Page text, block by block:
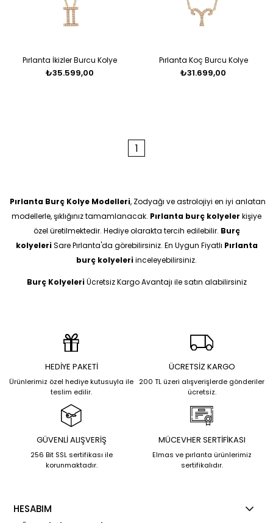
Pırlanta İkizler Burcu Kolye
₺35.599,00
Pırlanta Koç Burcu Kolye
₺31.699,00
1
Pırlanta Burç Kolye Modelleri, Zodyağı ve astrolojiyi en iyi anlatan
modellerle, şıklığınız tamamlanacak. Pırlanta burç kolyeler kişiye
özel üretilmektedir. Hediye olarakta tercih edilebilir. Burç
kolyeleriSare Pırlanta'da görebilirsiniz. En Uygun Fiyatlı Pırlanta
burç kolyeleriinceleyebilirsiniz.
Burç KolyeleriÜcretsiz Kargo Avantajı ile satın alabilirsiniz
HEDİYE PAKETİ
Ürünlerimiz özel hediye kutusuyla ile
teslim edilir.
ÜCRETSİZ KARGO
200 TL üzeri alışverişlerde gönderiler
ücretsiz.
GÜVENLİ ALIŞVERİŞ
256 Bit SSL sertifikası ile
korunmaktadır.
MÜCEVHER SERTİFİKASI
Elmas ve pırlanta ürünlerimiz
sertifikalıdır.
HESABIM